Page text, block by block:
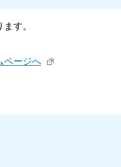
す。
ページへ